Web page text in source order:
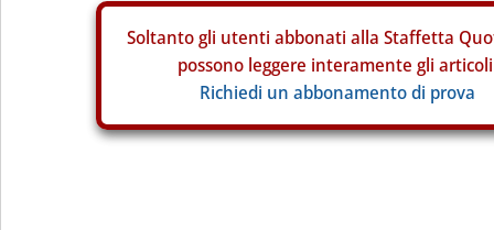
Soltanto gli utenti abbonati alla Staffetta
possono leggere interamente gli
Richiedi un abbonamento di prova